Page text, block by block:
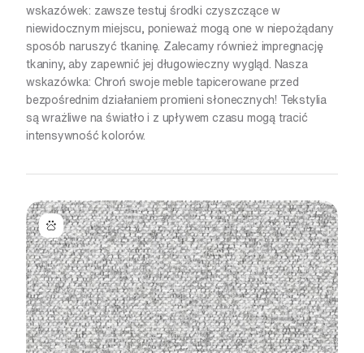
wskazówek: zawsze testuj środki czyszczące w
niewidocznym miejscu, ponieważ mogą one w niepożądany
sposób naruszyć tkaninę. Zalecamy również impregnację
tkaniny, aby zapewnić jej długowieczny wygląd. Nasza
wskazówka: Chroń swoje meble tapicerowane przed
bezpośrednim działaniem promieni słonecznych! Tekstylia
są wrażliwe na światło i z upływem czasu mogą tracić
intensywność kolorów.